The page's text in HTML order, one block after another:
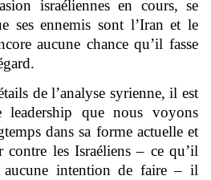
israéliennes en cours, se
ses ennemis sont l’Iran et le
aucune chance qu’il fasse
de l’analyse syrienne, il est
que nous voyons
dans sa forme actuelle et
les Israéliens – ce qu’il
aucune intention de faire – il